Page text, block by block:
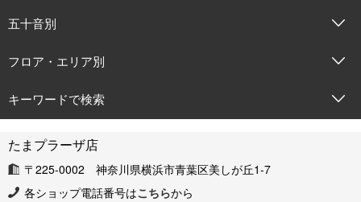
五十音別
フロア・エリア別
キーワードで検索
たまプラーザ店
〒225-0002 神奈川県横浜市青葉区美しが丘1-7
各ショップ電話番号はこちらから